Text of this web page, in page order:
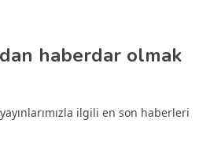
haberdar olmak
ilgili en son haberleri